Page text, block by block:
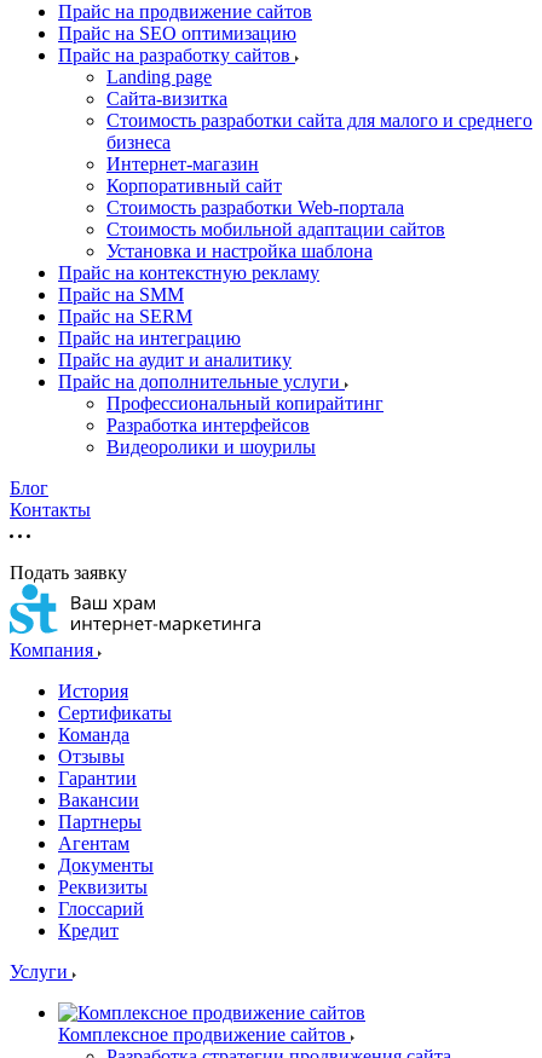
Прайс на продвижение сайтов
Прайс на SEO оптимизацию
Прайс на разработку сайтов
Landing page
Cайта-визитка
Стоимость разработки сайта для малого и среднего
бизнеса
Интернет-магазин
Корпоративный сайт
Стоимость разработки Web-портала
Стоимость мобильной адаптации сайтов
Установка и настройка шаблона
Прайс на контекстную рекламу
Прайс на SMM
Прайс на SERM
Прайс на интеграцию
Прайс на аудит и аналитику
Прайс на дополнительные услуги
Профессиональный копирайтинг
Разработка интерфейсов
Видеоролики и шоурилы
Блог
Контакты
Подать заявку
Компания
История
Сертификаты
Команда
Отзывы
Гарантии
Вакансии
Партнеры
Агентам
Документы
Реквизиты
Глоссарий
Кредит
Услуги
Комплексное продвижение сайтов